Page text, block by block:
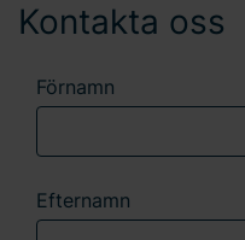
Kontakta oss
Förnamn
Efternamn